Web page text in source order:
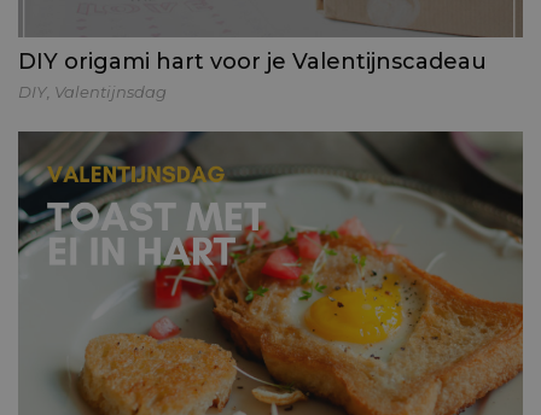
DIY origami hart voor je Valentijnscadeau
DIY Valentijnsdag